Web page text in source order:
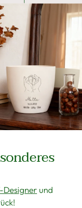
Designer und